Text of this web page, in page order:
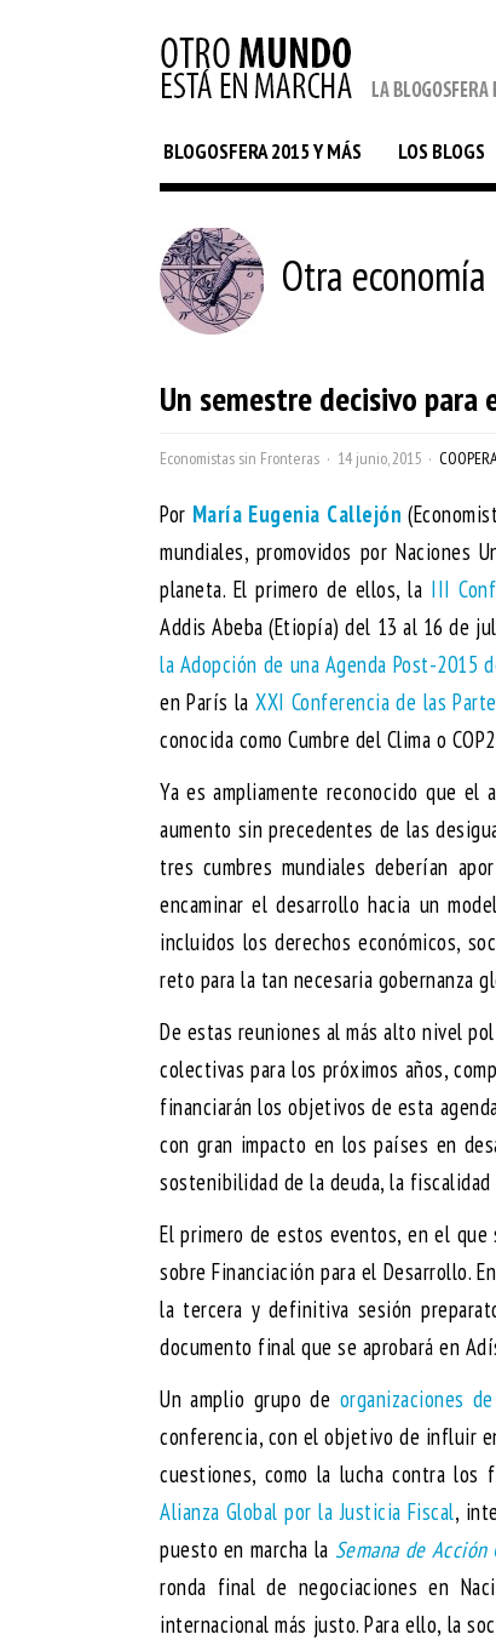
BLOGOSFERA 2015 Y MÁS LOS BLOGS
Otra
Un semestre decisivo para
Economistas sin Fronteras 14 junio, 2015
Por María Eugenia Callejón
mundiales, promovidos por Naciones
planeta. El primero de ellos, la III
Addis Abeba (Etiopía) del 13 al 16 de
la Adopción de una Agenda Post-2015
en París laXXI Conferencia de las
conocida como Cumbre del Clima o
Ya es ampliamente reconocido que
aumento sin precedentes de las
tres cumbres mundiales deberían
encaminar el desarrollo hacia un
incluidos los derechos económicos,
reto para la tan necesaria gobernanza
De estas reuniones al más alto nivel
colectivas para los próximos años,
financiarán los objetivos de esta
con gran impacto en los países en
sostenibilidad de la deuda, la
El primero de estos eventos, en el
sobre Financiación para el Desarrollo.
la tercera y definitiva sesión
documento final que se aprobará en
Un amplio grupo de organizaciones
conferencia, con el objetivo de influir
cuestiones, como la lucha contra
Alianza Global por la Justicia Fiscal,
puesto en marcha la Semana de
ronda final de negociaciones en
internacional más justo. Para ello, la